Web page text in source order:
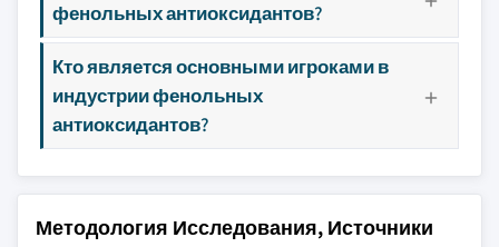
фенольных антиоксидантов?
Кто является основными игроками в
индустрии фенольных
антиоксидантов?
Методология Исследования, Источники